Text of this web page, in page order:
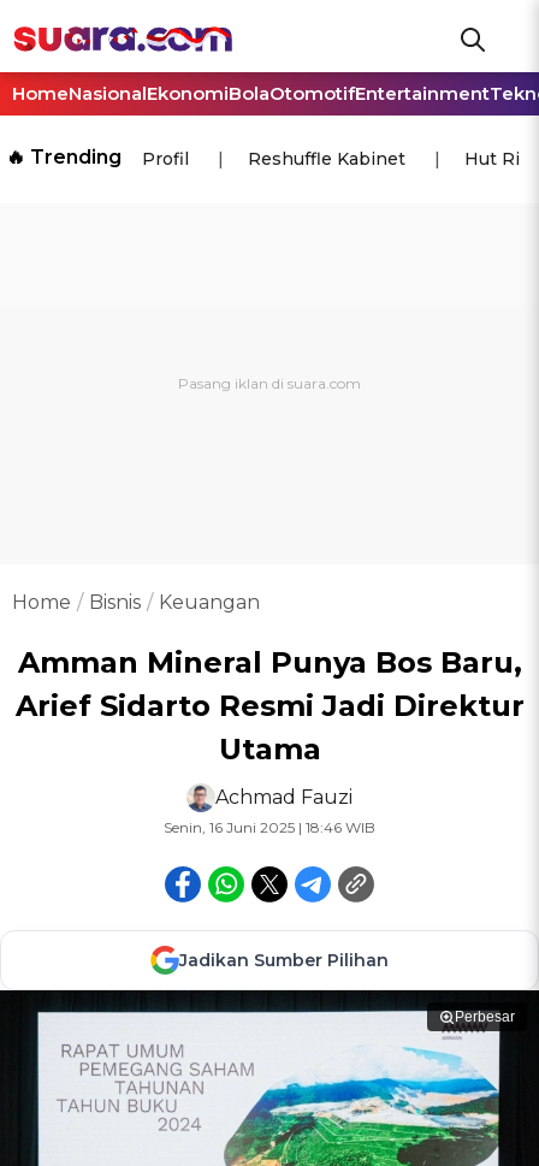
HomeNasionalEkonomiBolaOtomotifEntertainment
🔥 Trending Profil Reshuffle Kabinet Hut Ri
Home Bisnis Keuangan
Amman Mineral Punya Bos Baru,
Arief Sidarto Resmi Jadi Direktur
Utama
Achmad Fauzi
Senin, 16 Juni 2025 | 18:46 WIB
Jadikan Sumber Pilihan
Perbesar